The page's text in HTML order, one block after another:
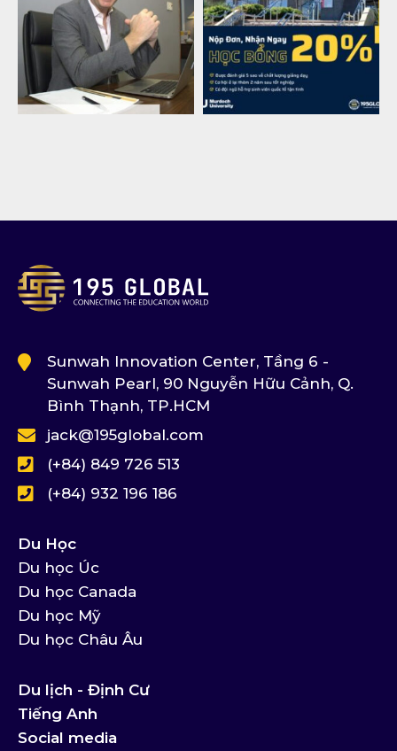
Sunwah Innovation Center, Tầng 6 -
Sunwah Pearl, 90 Nguyễn Hữu Cảnh, Q.
Bình Thạnh, TP.HCM
jack@195global.com
(+84) 849 726 513
(+84) 932 196 186
Du Học
Du học Úc
Du học Canada
Du học Mỹ
Du học Châu Âu
Du lịch - Định Cư
Tiếng Anh
Social media